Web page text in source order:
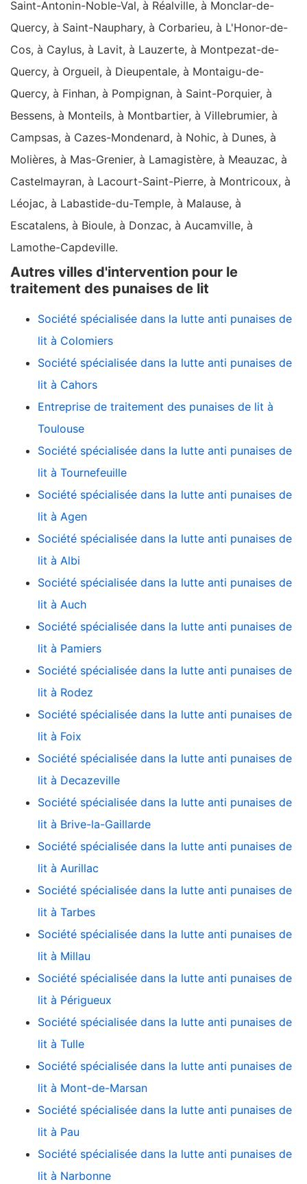
Saint-Antonin-Noble-Val, à Réalville, à Monclar-de-
Quercy, à Saint-Nauphary, à Corbarieu, à L'Honor-de-
Cos, à Caylus, à Lavit, à Lauzerte, à Montpezat-de-
Quercy, à Orgueil, à Dieupentale, à Montaigu-de-
Quercy, à Finhan, à Pompignan, à Saint-Porquier, à
Bessens, à Monteils, à Montbartier, à Villebrumier, à
Campsas, à Cazes-Mondenard, à Nohic, à Dunes, à
Molières, à Mas-Grenier, à Lamagistère, à Meauzac, à
Castelmayran, à Lacourt-Saint-Pierre, à Montricoux, à
Léojac, à Labastide-du-Temple, à Malause, à
Escatalens, à Bioule, à Donzac, à Aucamville, à
Lamothe-Capdeville.
Autres villes d'intervention pour le
traitement des punaises de lit
Société spécialisée dans la lutte anti punaises de
lit à Colomiers
Société spécialisée dans la lutte anti punaises de
lit à Cahors
Entreprise de traitement des punaises de lit à
Toulouse
Société spécialisée dans la lutte anti punaises de
lit à Tournefeuille
Société spécialisée dans la lutte anti punaises de
lit à Agen
Société spécialisée dans la lutte anti punaises de
lit à Albi
Société spécialisée dans la lutte anti punaises de
lit à Auch
Société spécialisée dans la lutte anti punaises de
lit à Pamiers
Société spécialisée dans la lutte anti punaises de
lit à Rodez
Société spécialisée dans la lutte anti punaises de
lit à Foix
Société spécialisée dans la lutte anti punaises de
lit à Decazeville
Société spécialisée dans la lutte anti punaises de
lit à Brive-la-Gaillarde
Société spécialisée dans la lutte anti punaises de
lit à Aurillac
Société spécialisée dans la lutte anti punaises de
lit à Tarbes
Société spécialisée dans la lutte anti punaises de
lit à Millau
Société spécialisée dans la lutte anti punaises de
lit à Périgueux
Société spécialisée dans la lutte anti punaises de
lit à Tulle
Société spécialisée dans la lutte anti punaises de
lit à Mont-de-Marsan
Société spécialisée dans la lutte anti punaises de
lit à Pau
Société spécialisée dans la lutte anti punaises de
lit à Narbonne